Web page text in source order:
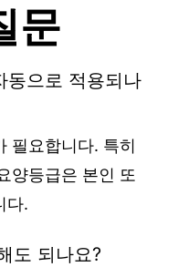
문
동으로 적용되나
필요합니다. 특히
양등급은 본인 또
다.
도 되나요?